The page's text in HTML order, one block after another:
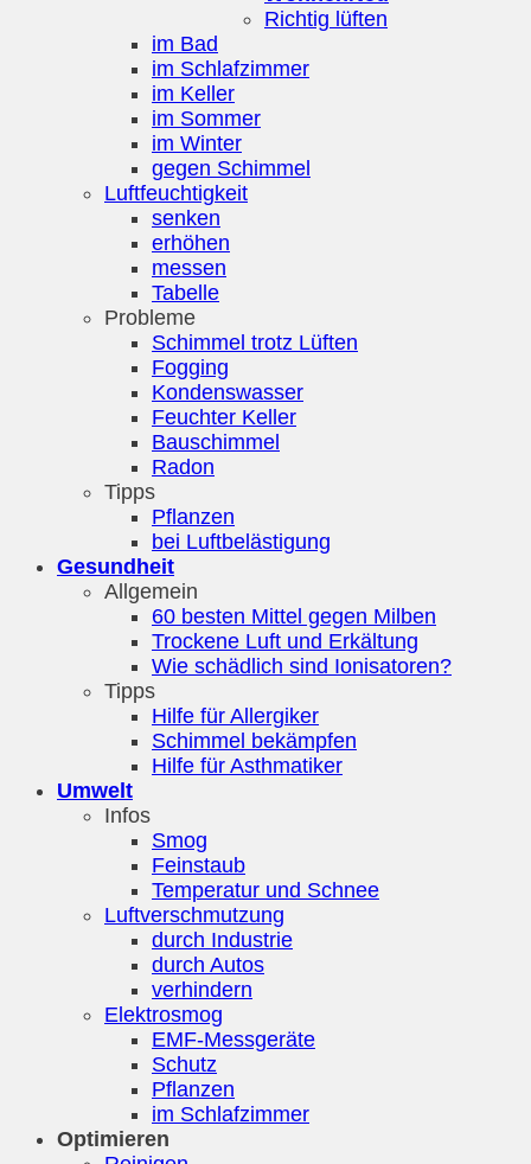
Richtig lüften
im Bad
im Schlafzimmer
im Keller
im Sommer
im Winter
gegen Schimmel
Luftfeuchtigkeit
senken
erhöhen
messen
Tabelle
Probleme
Schimmel trotz Lüften
Fogging
Kondenswasser
Feuchter Keller
Bauschimmel
Radon
Tipps
Pflanzen
bei Luftbelästigung
Gesundheit
Allgemein
60 besten Mittel gegen Milben
Trockene Luft und Erkältung
Wie schädlich sind Ionisatoren?
Tipps
Hilfe für Allergiker
Schimmel bekämpfen
Hilfe für Asthmatiker
Umwelt
Infos
Smog
Feinstaub
Temperatur und Schnee
Luftverschmutzung
durch Industrie
durch Autos
verhindern
Elektrosmog
EMF-Messgeräte
Schutz
Pflanzen
im Schlafzimmer
Optimieren